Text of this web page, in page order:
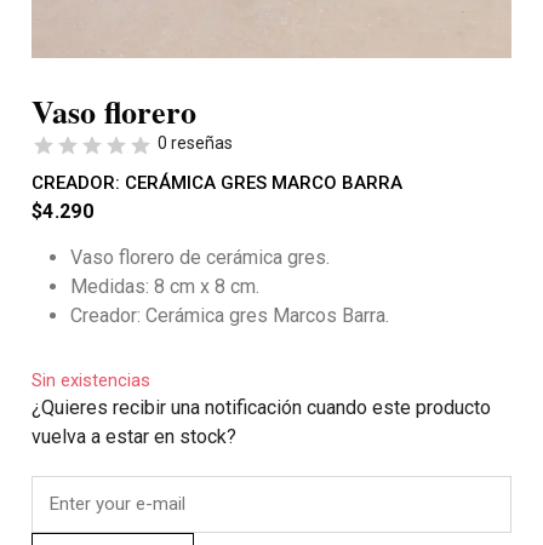
Vaso florero
0 reseñas
CREADOR: CERÁMICA GRES MARCO BARRA
$4.290
Vaso florero de cerámica gres.
Medidas: 8 cm x 8 cm.
Creador: Cerámica gres Marcos Barra.
Sin existencias
¿Quieres recibir una notificación cuando este producto
vuelva a estar en stock?